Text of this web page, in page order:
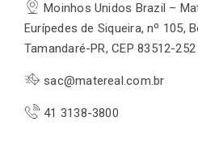
Moinhos Unidos Brazil –
Eurípedes de Siqueira, nº 105,
Tamandaré-PR, CEP 83512-252
sac@matereal.com.br
41 3138-3800